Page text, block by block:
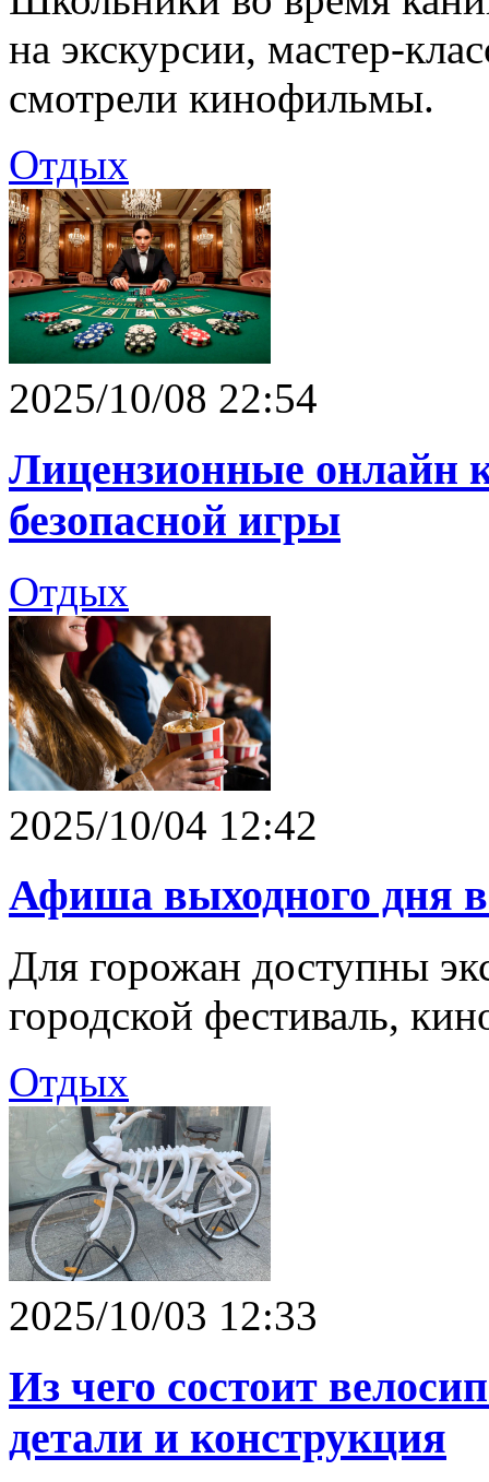
на экскурсии, мастер-
смотрели кинофильмы.
Отдых
2025/10/08 22:54
Лицензионные онлайн
безопасной игры
Отдых
2025/10/04 12:42
Афиша выходного дня
Для горожан доступны
городской фестиваль,
Отдых
2025/10/03 12:33
Из чего состоит
детали и конструкция